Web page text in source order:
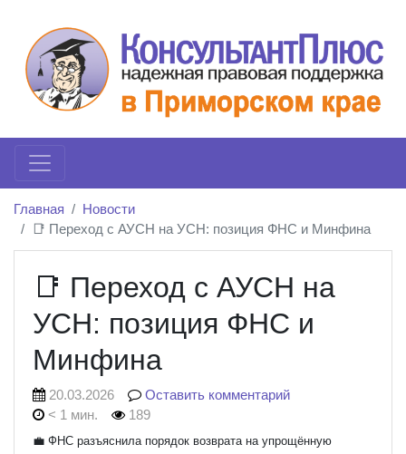
Главная
Новости
📑 Переход с АУСН на УСН: позиция ФНС и Минфина
📑 Переход с АУСН на
УСН: позиция ФНС и
Минфина
20.03.2026
Оставить комментарий
< 1 мин.
189
💼 ФНС разъяснила порядок возврата на упрощённую